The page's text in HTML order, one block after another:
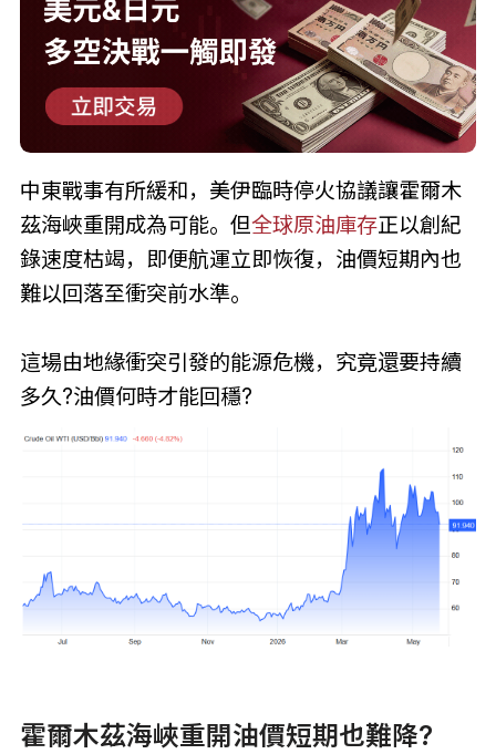
中東戰事有所緩和，美伊臨時停火協議讓霍爾木
茲海峽重開成為可能。但全球原油庫存正以創紀
錄速度枯竭，即便航運立即恢復，油價短期內也
難以回落至衝突前水準。
這場由地緣衝突引發的能源危機，究竟還要持續
多久?油價何時才能回穩?
霍爾木茲海峽重開油價短期也難降?